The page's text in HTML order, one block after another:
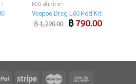
POD เติมน้ำยา
Voopoo Drag E60 Pod Kit
฿1,290.00 Original
price
฿ 790.00Current
price